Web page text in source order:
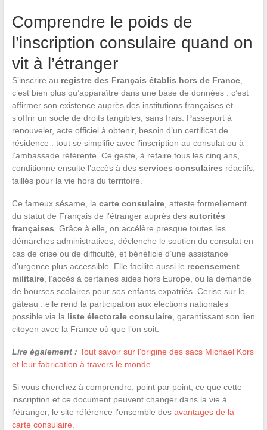
Comprendre le poids de
l’inscription consulaire quand on
vit à l’étranger
S’inscrire au registre des Français établis hors de France,
c’est bien plus qu’apparaître dans une base de données : c’est
affirmer son existence auprès des institutions françaises et
s’offrir un socle de droits tangibles, sans frais. Passeport à
renouveler, acte officiel à obtenir, besoin d’un certificat de
résidence : tout se simplifie avec l’inscription au consulat ou à
l’ambassade référente. Ce geste, à refaire tous les cinq ans,
conditionne ensuite l’accès à des services consulaires réactifs,
taillés pour la vie hors du territoire.
Ce fameux sésame, la carte consulaire, atteste formellement
du statut de Français de l’étranger auprès des autorités
françaises . Grâce à elle, on accélère presque toutes les
démarches administratives, déclenche le soutien du consulat en
cas de crise ou de difficulté, et bénéficie d’une assistance
d’urgence plus accessible. Elle facilite aussi le recensement
militaire, l’accès à certaines aides hors Europe, ou la demande
de bourses scolaires pour ses enfants expatriés. Cerise sur le
gâteau : elle rend la participation aux élections nationales
possible via la liste électorale consulaire, garantissant son lien
citoyen avec la France où que l’on soit.
Lire également : Tout savoir sur l'origine des sacs Michael Kors
et leur fabrication à travers le monde
Si vous cherchez à comprendre, point par point, ce que cette
inscription et ce document peuvent changer dans la vie à
l’étranger, le site référence l’ensemble des avantages de la
carte consulaire